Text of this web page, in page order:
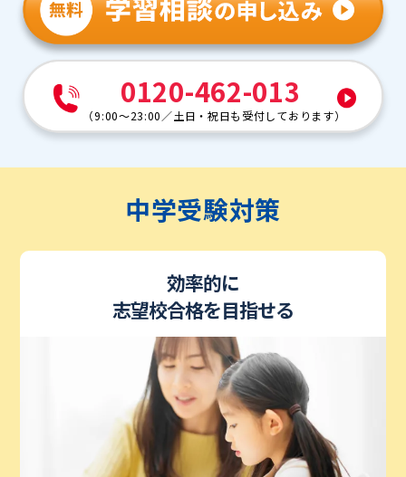
0120-462-013
（9:00～23:00 ／土日・祝日も受付しております）
中学受験対策
効率的に
志望校合格を目指せる